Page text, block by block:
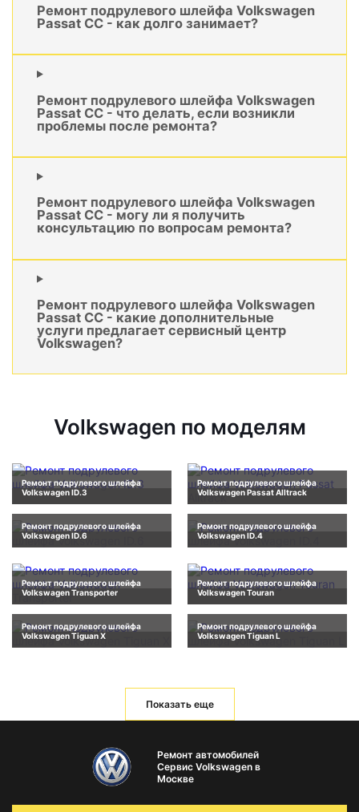
Ремонт подрулевого шлейфа Volkswagen
Passat CC - как долго занимает?
Ремонт подрулевого шлейфа Volkswagen
Passat CC - что делать, если возникли
проблемы после ремонта?
Ремонт подрулевого шлейфа Volkswagen
Passat CC - могу ли я получить
консультацию по вопросам ремонта?
Ремонт подрулевого шлейфа Volkswagen
Passat CC - какие дополнительные
услуги предлагает сервисный центр
Volkswagen?
Volkswagen по моделям
Ремонт подрулевого шлейфа
Volkswagen ID.3
Ремонт подрулевого шлейфа
Volkswagen Passat Alltrack
Ремонт подрулевого шлейфа
Volkswagen ID.6
Ремонт подрулевого шлейфа
Volkswagen ID.4
Ремонт подрулевого шлейфа
Volkswagen Transporter
Ремонт подрулевого шлейфа
Volkswagen Touran
Ремонт подрулевого шлейфа
Volkswagen Tiguan X
Ремонт подрулевого шлейфа
Volkswagen Tiguan L
Показать еще
Ремонт автомобилей
Сервис Volkswagen в
Москве